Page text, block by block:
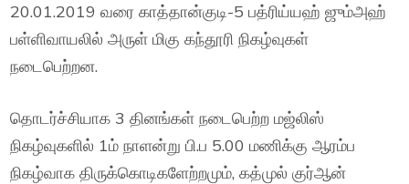
20.01.2019 வரை காத்தான்குடி-5 பத்ரிய்யஹ் ஜும்அஹ்
பள்ளிவாயலில் அருள் மிகு கந்தூரி நிகழ்வுகள்
நடைபெற்றன.
தொடர்ச்சியாக 3 தினங்கள் நடைபெற்ற மஜ்லிஸ்
நிகழ்வுகளில் 1ம் நாளன்று பி.ப 5.00 மணிக்கு ஆரம்ப
நிகழ்வாக திருக்கொடிகளேற்றமும், கத்முல் குர்ஆன்